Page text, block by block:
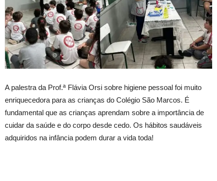
A palestra da Prof.ª Flávia Orsi sobre higiene pessoal foi muito
enriquecedora para as crianças do Colégio São Marcos. É
fundamental que as crianças aprendam sobre a importância de
cuidar da saúde e do corpo desde cedo. Os hábitos saudáveis
adquiridos na infância podem durar a vida toda!